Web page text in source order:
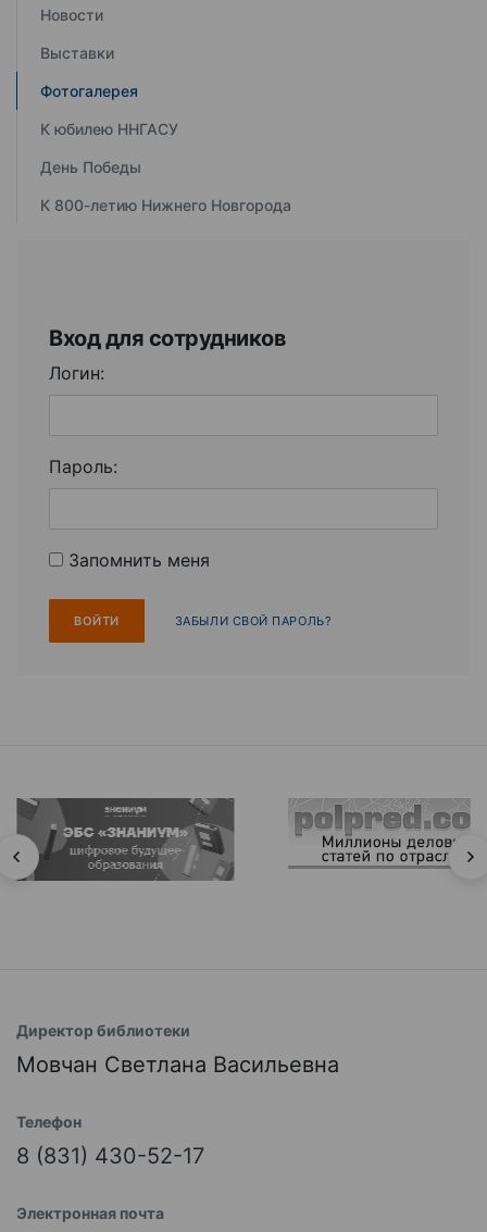
Новости
Выставки
Фотогалерея
К юбилею ННГАСУ
День Победы
К 800-летию Нижнего Новгорода
Вход для сотрудников
Логин:
Пароль:
Запомнить меня
ЗАБЫЛИ СВОЙ ПАРОЛЬ?
Директор библиотеки
Мовчан Светлана Васильевна
Телефон
8 (831) 430-52-17
Электронная почта